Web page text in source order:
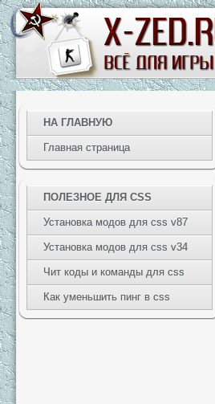
НА ГЛАВНУЮ
Главная страница
ПОЛЕЗНОЕ ДЛЯ CSS
Установка модов для css v87
Установка модов для css v34
Чит коды и команды для css
Как уменьшить пинг в css